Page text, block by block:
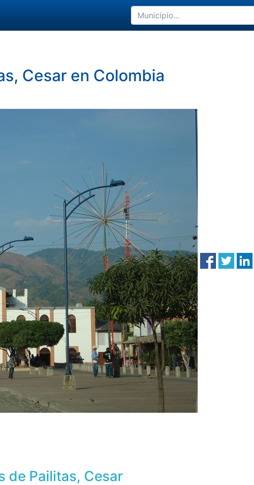
Cesar en Colombia
de Pailitas, Cesar